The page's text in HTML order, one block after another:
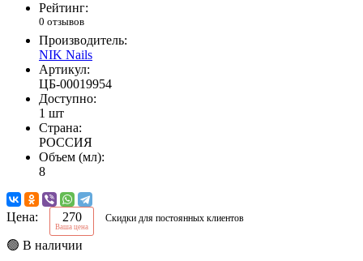
Рейтинг:
0 отзывов
Производитель:
NIK Nails
Артикул:
ЦБ-00019954
Доступно:
1 шт
Страна:
РОССИЯ
Объем (мл):
8
Цена: 270
Ваша цена
Скидки для постоянных клиентов
🟢 В наличии